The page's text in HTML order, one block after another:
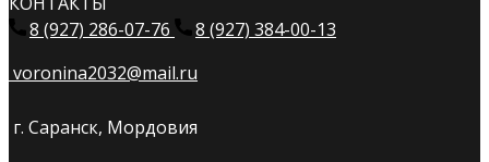
8 (927) 286-07-76
8 (927) 384-00-13
voronina2032@mail.ru
г. Саранск, Мордовия